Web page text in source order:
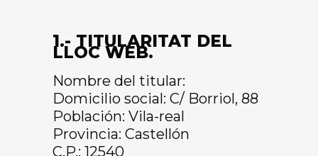
1.- TITULARITAT DEL
LLOC WEB.
Nombre del titular:
Domicilio social: C/ Borriol, 88
Población: Vila-real
Provincia: Castellón
C.P.: 12540